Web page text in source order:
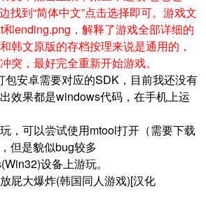
找到“简体中文”点击选择即可。游戏文
ending.png，解释了游戏全部详细的
韩文原版的存档按理来说是通用的，
突，最好完全重新开始游戏。
包安卓需要对应的SDK，目前我还没有
效果都是windows代码，在手机上运
，可以尝试使用mtool打开（需要下载
但是貌似bug较多
设备上游玩。
屁大爆炸(韩国同人游戏)[汉化